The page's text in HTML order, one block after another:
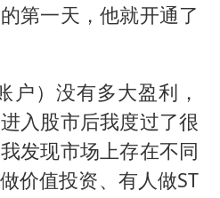
第一天，他就开通了
户）没有多大盈利，
入股市后我度过了很
发现市场上存在不同
价值投资、有人做ST